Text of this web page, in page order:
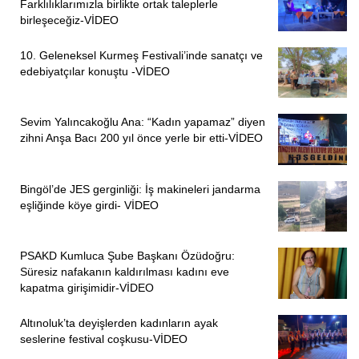
Çerkezoğlu, şu ana kadar DİSK üyesi 257 işçinin Covid-19
olduğunu ve önceki haftalarda yaşamını yitiren iki üyeden
sonra dün bir mücadele arkadaşlarını yitirdiklerini belirterek
“Dev Yapı-İş sendikamızın İstanbul Avrupa yakası
temsilcisi Hasan Oğuz hemen karşımızdaki Galataport
hastalık” olarak belirtildi. Öfkemiz büyük! Tekrar ediyoruz
çalışma zorlaması devam ederse pozitif vaka sayısı
inşaatına devam etmek çok mu gereklidir? Bu salgın
günlerinde akla ve bilime meydan okuyan “çarklar
dönecek” inadı ile kaç kişi ölecek? Dönen çarklar ölen
insanlarımızı geri getirecek mi? Cuma günü akla ziyan bir
sokağa çıkma yasağı ilan edip, yüz binlerce insanı
Farklılıklarımızla birlikte ortak taleplerle
birleşeceğiz-VİDEO
10. Geleneksel Kurmeş Festivali’inde sanatçı ve
edebiyatçılar konuştu -VİDEO
Sevim Yalıncakoğlu Ana: “Kadın yapamaz” diyen
zihni Anşa Bacı 200 yıl önce yerle bir etti-VİDEO
Bingöl’de JES gerginliği: İş makineleri jandarma
eşliğinde köye girdi- VİDEO
PSAKD Kumluca Şube Başkanı Özüdoğru:
Süresiz nafakanın kaldırılması kadını eve
kapatma girişimidir-VİDEO
Altınoluk’ta deyişlerden kadınların ayak
seslerine festival coşkusu-VİDEO